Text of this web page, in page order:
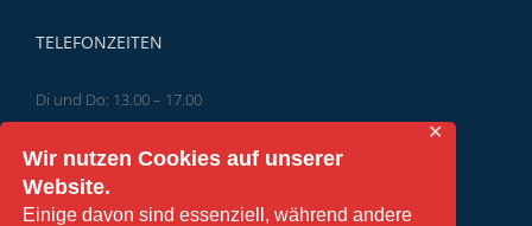
Wir nutzen Cookies auf unserer
Website.
Einige davon sind essenziell, während andere
✕
TELEFONZEITEN
Di und Do: 13.00 – 17.00
TERMIN VEREINBAREN